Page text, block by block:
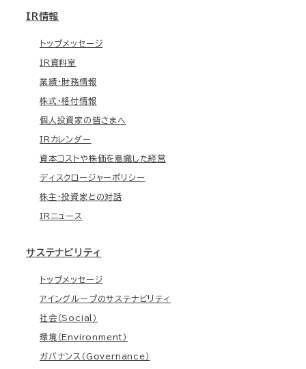
IR情報
トップメッセージ
IR資料室
業績・財務情報
株式・格付情報
個人投資家の皆さまへ
IRカレンダー
資本コストや株価を意識した経営
ディスクロージャーポリシー
株主・投資家との対話
IRニュース
サステナビリティ
トップメッセージ
アイングループのサステナビリティ
社会（Social）
環境（Environment）
ガバナンス（Governance）